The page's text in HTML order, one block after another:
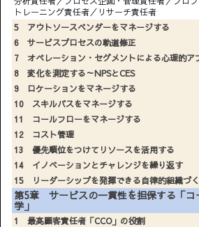
トレーニング責任者／リサーチ責任者
5 アウトソースベンダーをマネージする
6 サービスプロセスの軌道修正
7 オペレーション・セグメントによる心理的ア
8 変化を測定する～NPSとCES
9 ロケーションをマネージする
10 スキルパスをマネージする
11 コールフローをマネージする
12 コスト管理
13 優先順位をつけてリソースを活用する
14 イノベーションとチャレンジを繰り返す
15 リーダーシップを発揮できる自律的組織づ
第5章 サービスの一貫性を担保する「コ
学」
1 最高顧客責任者「CCO」の役割